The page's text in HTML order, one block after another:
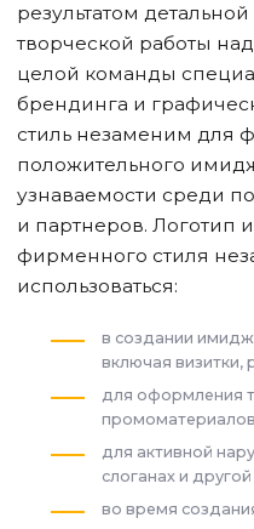
результатом
творческой работы
целой команды
брендинга и
стиль незаменим для
положительного
узнаваемости среди
и партнеров. Логотип
фирменного стиля
использоваться:
в создании
включая визитки,
для оформления
для активной
слоганах и
во время